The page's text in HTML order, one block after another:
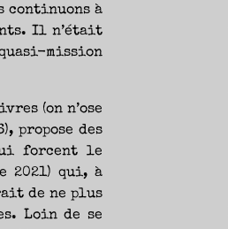
continuons à
Il n’était
mission
(on n’ose
propose des
forcent le
2021) qui, à
de ne plus
Loin de se